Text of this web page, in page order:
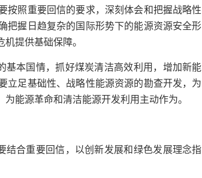
按照重要回信的要求，深刻体会和把握战略性
把握日趋复杂的国际形势下的能源资源安全形
提供基础保障。
基本国情，抓好煤炭清洁高效利用，增加新能
立足基础性、战略性能源资源的勘查开发，为
能源革命和清洁能源开发利用主动作为。
结合重要回信，以创新发展和绿色发展理念指